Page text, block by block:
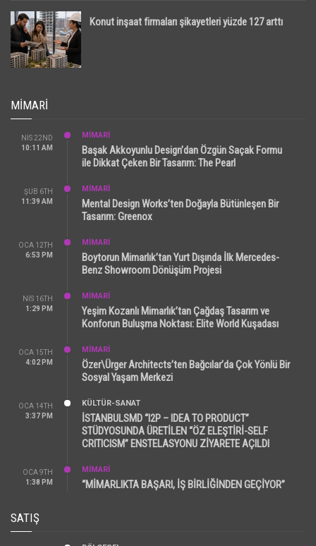
Konut inşaat firmaları şikayetleri yüzde 127 arttı
MIMARI
NIS 22ND
10:11 AM
MİMARİ
Başak Akkoyunlu Design’dan Özgün Saçak Formu
ile Dikkat Çeken Bir Tasarım: The Pearl
ŞUB 6TH
11:39 AM
MİMARİ
Mental Design Works’ten Doğayla Bütünleşen Bir
Tasarım: Greenox
OCA 12TH
6:53 PM
MİMARİ
Boytorun Mimarlık’tan Yurt Dışında İlk Mercedes-
Benz Showroom Dönüşüm Projesi
NIS 16TH
1:29 PM
MİMARİ
Yeşim Kozanlı Mimarlık’tan Çağdaş Tasarım ve
Konforun Buluşma Noktası: Elite World Kuşadası
OCA 15TH
4:02 PM
MİMARİ
Özer\Ürger Architects’ten Bağcılar’da Çok Yönlü Bir
Sosyal Yaşam Merkezi
OCA 14TH
3:37 PM
KÜLTÜR-SANAT
İSTANBULSMD “I2P – IDEA TO PRODUCT”
STÜDYOSUNDA ÜRETİLEN “ÖZ ELEŞTİRİ-SELF
CRITICISM” ENSTELASYONU ZİYARETE AÇILDI
OCA 9TH
1:38 PM
MİMARİ
“MİMARLIKTA BAŞARI, İŞ BİRLİĞİNDEN GEÇİYOR”
SATIŞ